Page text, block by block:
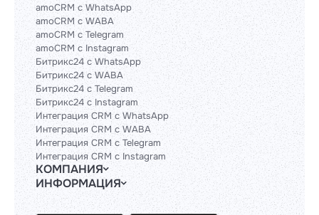
amoCRM с WhatsApp
amoCRM с WABA
amoCRM с Telegram
amoCRM с Instagram
Битрикс24 с WhatsApp
Битрикс24 с WABA
Битрикс24 с Telegram
Битрикс24 с Instagram
Интеграция CRM с WhatsApp
Интеграция CRM с WABA
Интеграция CRM с Telegram
Интеграция CRM с Instagram
КОМПАНИЯ
Блог
Гайды
Контакты
ИНФОРМАЦИЯ
Официальным партнерам
Техническим партнерам